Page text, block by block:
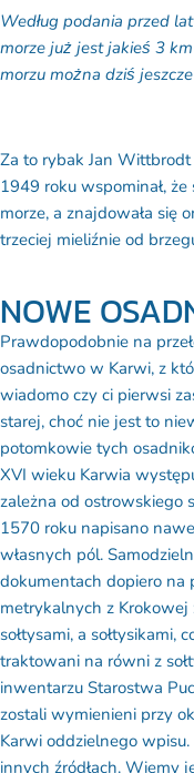
Według podania przed
morze już jest jakieś 3
morzu można dziś
Za to rybak Jan
1949 roku wspominał,
morze, a znajdowała się
trzeciej mieliźnie od
NOWE
Prawdopodobnie na
osadnictwo w Karwi, z
wiadomo czy ci pierwsi
starej, choć nie jest to
potomkowie tych
XVI wieku Karwia
zależna od ostrowskiego
1570 roku napisano
własnych pól.
dokumentach dopiero na
metrykalnych z
sołtysami, a sołtysikami,
traktowani na równi z
inwentarzu Starostwa
zostali wymienieni przy
Karwi oddzielnego
innych źródłach. Wiemy